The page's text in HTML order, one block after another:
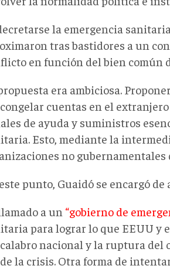
la emergencia
tras bastidores a un
en función del bien común
era ambiciosa.
cuentas en el
de ayuda y suministros
Esto, mediante la
no gubernamentales
punto, Guaidó se encargó de
a un “gobierno de
para lograr lo que EEUU y
nacional y la ruptura
la crisis. Otra forma de